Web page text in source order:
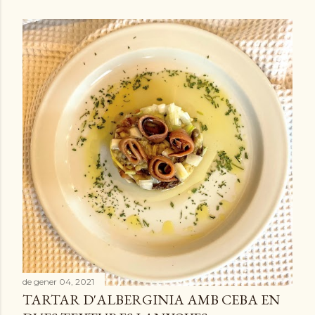
de gener 04, 2021
TARTAR D'ALBERGINIA AMB CEBA EN